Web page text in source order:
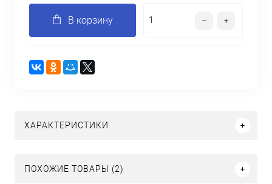
В корзину
ХАРАКТЕРИСТИКИ
ПОХОЖИЕ ТОВАРЫ (2)